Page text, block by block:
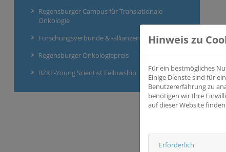
Regensburger Campus für Translationale
Onkologie
Forschungsverbünde & -allianzen
Regensburger Onkologiepreis
BZKF-Young Scientist Fellowship
Hinweis zu
Für ein bestmögliches
Einige Dienste sind für
Benutzererfahrung zu
benötigen wir Ihre
auf dieser Website finden
Erforderlich